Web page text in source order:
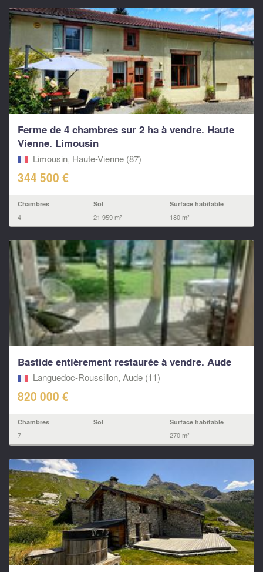
Ferme de 4 chambres sur 2 ha à vendre. Haute
Vienne. Limousin
Limousin, Haute-Vienne (87)
344 500 €
Chambres
4
Sol
21 959 m²
Surface habitable
180 m²
Bastide entièrement restaurée à vendre. Aude
Languedoc-Roussillon, Aude (11)
820 000 €
Chambres
7
Sol Surface habitable
270 m²